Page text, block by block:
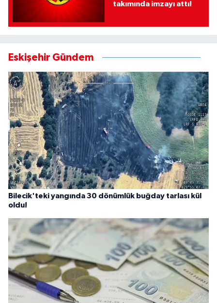
takımında imzayı attı!
Eskişehir Gündem
Bilecik'teki yangında 30 dönümlük buğday tarlası kül
oldu!